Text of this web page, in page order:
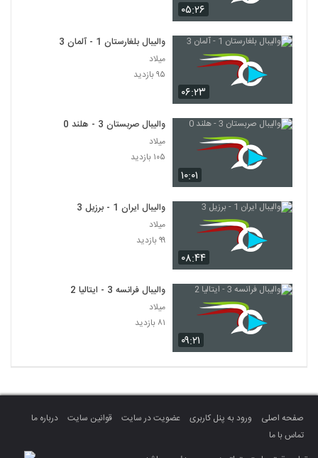
۰۵:۲۶
۰۶:۲۳
والیبال بلغارستان 1 - آلمان 3
میلاد
۹۵ بازدید
۱۰:۰۱
والیبال صربستان 3 - هلند 0
میلاد
۱۰۵ بازدید
۰۸:۴۴
والیبال ایران 1 - برزیل 3
میلاد
۹۹ بازدید
۰۹:۲۱
والیبال فرانسه 3 - ایتالیا 2
میلاد
۸۱ بازدید
صفحه اصلی ورود به پنل کاربری عضویت در سایت قوانین سایت
درباره ما
تماس با ما